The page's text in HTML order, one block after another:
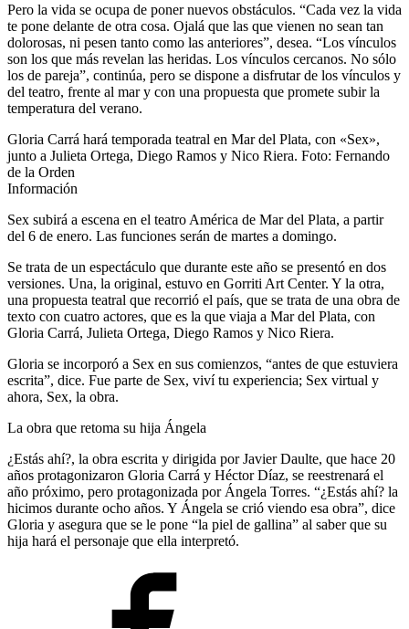
Pero la vida se ocupa de poner nuevos obstáculos. “Cada vez la vida
te pone delante de otra cosa. Ojalá que las que vienen no sean tan
dolorosas, ni pesen tanto como las anteriores”, desea. “Los vínculos
son los que más revelan las heridas. Los vínculos cercanos. No sólo
los de pareja”, continúa, pero se dispone a disfrutar de los vínculos y
del teatro, frente al mar y con una propuesta que promete subir la
temperatura del verano.
Gloria Carrá hará temporada teatral en Mar del Plata, con «Sex»,
junto a Julieta Ortega, Diego Ramos y Nico Riera. Foto: Fernando
de la Orden
Información
Sex subirá a escena en el teatro América de Mar del Plata, a partir
del 6 de enero. Las funciones serán de martes a domingo.
Se trata de un espectáculo que durante este año se presentó en dos
versiones. Una, la original, estuvo en Gorriti Art Center. Y la otra,
una propuesta teatral que recorrió el país, que se trata de una obra de
texto con cuatro actores, que es la que viaja a Mar del Plata, con
Gloria Carrá, Julieta Ortega, Diego Ramos y Nico Riera.
Gloria se incorporó a Sex en sus comienzos, “antes de que estuviera
escrita”, dice. Fue parte de Sex, viví tu experiencia; Sex virtual y
ahora, Sex, la obra.
La obra que retoma su hija Ángela
¿Estás ahí?, la obra escrita y dirigida por Javier Daulte, que hace 20
años protagonizaron Gloria Carrá y Héctor Díaz, se reestrenará el
año próximo, pero protagonizada por Ángela Torres. “¿Estás ahí? la
hicimos durante ocho años. Y Ángela se crió viendo esa obra”, dice
Gloria y asegura que se le pone “la piel de gallina” al saber que su
hija hará el personaje que ella interpretó.